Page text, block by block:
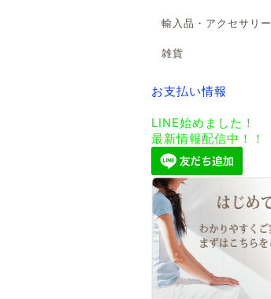
輸入品・アクセサリー
雑貨
お支払い情報
LINE始めました！
最新情報配信中！！